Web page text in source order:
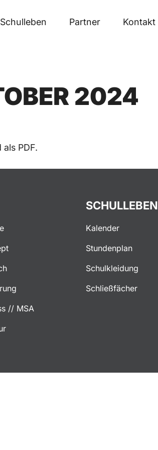
Schulleben Partner Kontakt
2024
PDF.
// MSA
SCHULLEBEN
Kalender
Stundenplan
Schulkleidung
Schließfächer